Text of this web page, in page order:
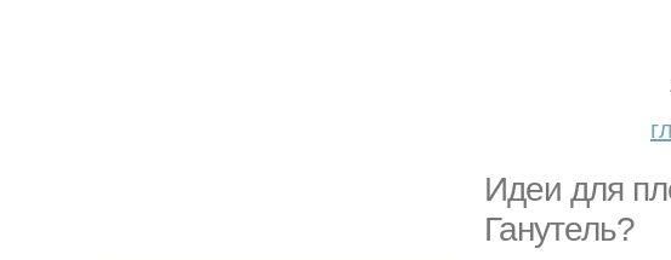
Идеи для
Ганутель?